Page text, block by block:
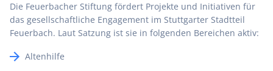
Die Feuerbacher Stiftung fördert Projekte und Initiativen für
das gesellschaftliche Engagement im Stuttgarter Stadtteil
Feuerbach. Laut Satzung ist sie in folgenden Bereichen aktiv:
Altenhilfe